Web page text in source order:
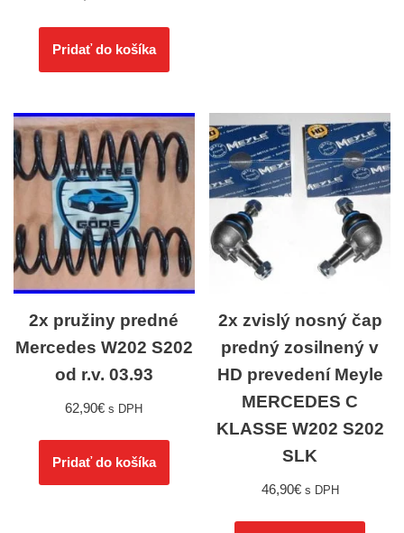
Pridať do košíka
2x pružiny predné
Mercedes W202 S202
od r.v. 03.93
62,90€ s DPH
Pridať do košíka
2x zvislý nosný čap
predný zosilnený v
HD prevedení Meyle
MERCEDES C
KLASSE W202 S202
SLK
46,90€ s DPH